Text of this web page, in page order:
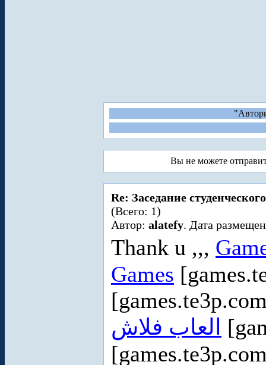
Вы не можете
Re: Заседание
(Всего: 1)
Автор: alatefy. Дата
Thank u ,,,
Games
العاب فلاش